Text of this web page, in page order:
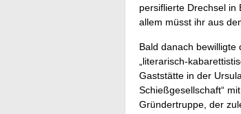
persiflierte Drechsel in
allem müsst ihr aus
Bald danach bewilligte
„literarisch-
Gaststätte in der
Schießgesellschaft“
Gründertruppe, der